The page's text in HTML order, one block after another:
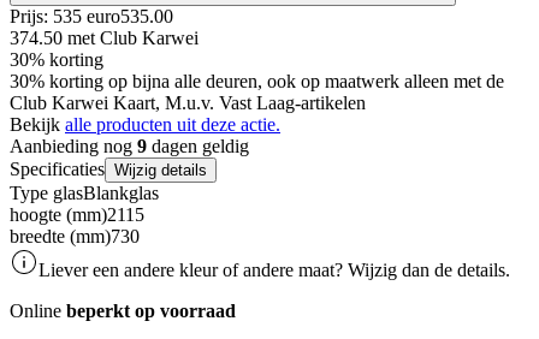
Prijs: 535 euro535.00
374.50 met Club Karwei
30% korting
30% korting op bijna alle deuren, ook op maatwerk alleen met de
Club Karwei Kaart, M.u.v. Vast Laag-artikelen
Bekijk alle producten uit deze actie.
Aanbieding nog 9 dagen geldig
Specificaties Wijzig details
Type glasBlankglas
hoogte (mm)2115
breedte (mm)730
Liever een andere kleur of andere maat? Wijzig dan de details.
Online beperkt op voorraad